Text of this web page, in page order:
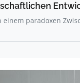
einem paradoxen